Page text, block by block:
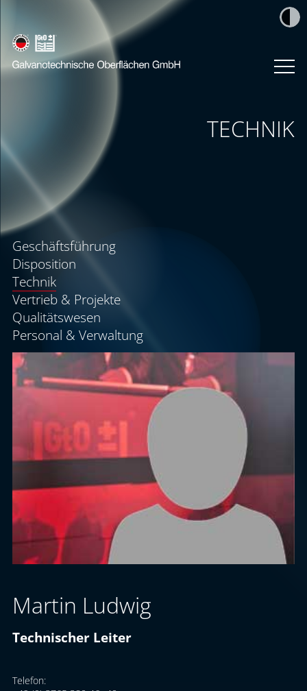
TECHNIK
Geschäftsführung
Disposition
Technik
Vertrieb & Projekte
Qualitätswesen
Personal & Verwaltung
Martin Ludwig
Technischer Leiter
Telefon: